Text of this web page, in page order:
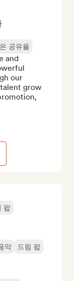
팝
악
드림 팝
공유율
and
our
grow